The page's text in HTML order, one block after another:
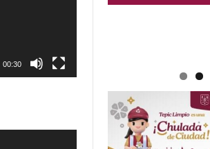
00:30